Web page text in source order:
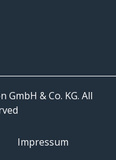
& Co. KG. All
Impressum